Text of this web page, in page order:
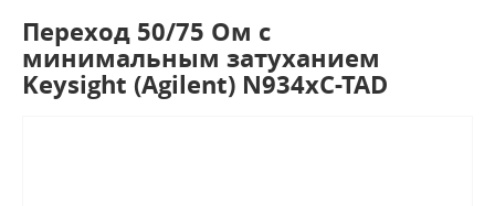
Переход 50/75 Ом с
минимальным затуханием
Keysight (Agilent) N934хC-TAD